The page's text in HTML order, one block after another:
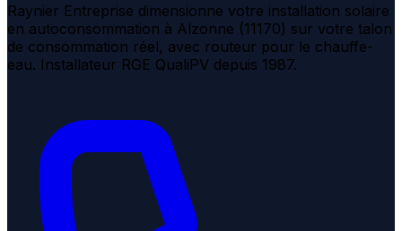
Raynier Entreprise dimensionne votre installation solaire
en autoconsommation à Alzonne (11170) sur votre talon
de consommation réel, avec routeur pour le chauffe-
eau. Installateur RGE QualiPV depuis 1987.